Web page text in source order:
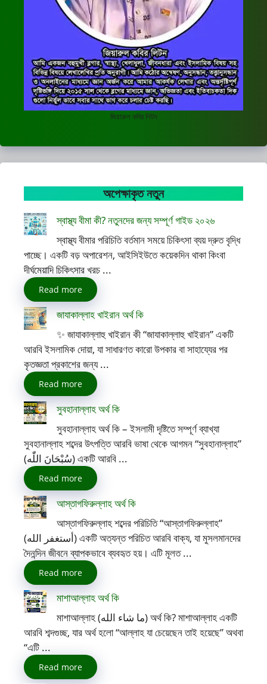
জিয়ারুল কবির লিটন
অপেক্ষাকৃত নতুন
স্বাস্থ্য বীমা কী? নতুনদের জন্য সম্পূর্ণ গাইড ২০২৬
স্বাস্থ্য বীমার পরিচিতি বর্তমান সময়ে চিকিৎসা ব্যয় দ্রুত বৃদ্ধি
পাচ্ছে। একটি বড় অপারেশন, আইসিইউতে কয়েকদিন থাকা কিংবা
দীর্ঘমেয়াদি চিকিৎসার খরচ ...
Read more
জাযাকাল্লাহ খাইরান অর্থ কি
✨ জাযাকাল্লাহু খাইরান কী “জাযাকাল্লাহু খাইরান” একটি
আরবি ইসলামিক দোয়া, যা সাধারণত কারো উপকার বা সাহায্যের পর
কৃতজ্ঞতা প্রকাশের জন্য ...
Read more
সুবহানাল্লাহ অর্থ কি
সুবহানাল্লাহ অর্থ কি – ইসলামী দৃষ্টিতে সম্পূর্ণ ব্যাখ্যা
সুবহানাল্লাহ শব্দের উৎপত্তি আরবি ভাষা থেকে আগমন “সুবহানাল্লাহ”
(سُبْحَانَ اللّٰه) একটি আরবি ...
Read more
আস্তাগফিরুল্লাহ অর্থ কি
আস্তাগফিরুল্লাহ শব্দের পরিচিতি “আস্তাগফিরুল্লাহ”
(أستغفر الله) একটি অত্যন্ত পরিচিত আরবি বাক্য, যা মুসলমানদের
দৈনন্দিন জীবনে ব্যাপকভাবে ব্যবহৃত হয়। এটি মূলত ...
Read more
মাশাআল্লাহ অর্থ কি
মাশাআল্লাহ (ما شاء الله) অর্থ কি? মাশাআল্লাহ একটি
আরবি শব্দগুচ্ছ, যার অর্থ হলো “আল্লাহ যা চেয়েছেন তাই হয়েছে” অথবা
“এটি ...
Read more